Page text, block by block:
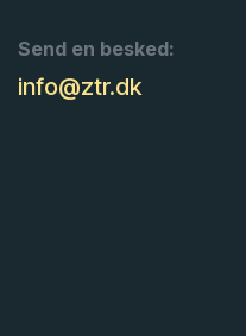
Send en besked:
info@ztr.dk